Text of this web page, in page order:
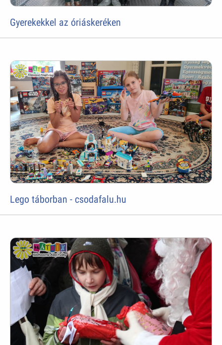
Gyerekekkel az óriáskeréken
Lego táborban - csodafalu.hu